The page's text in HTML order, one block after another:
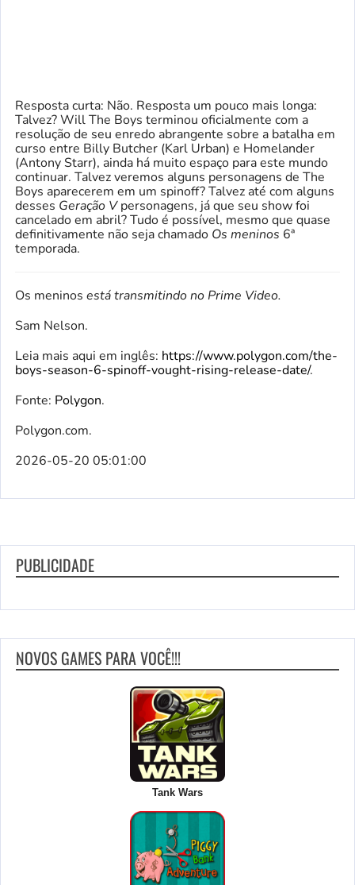
Resposta curta: Não. Resposta um pouco mais longa:
Talvez? Will The Boys terminou oficialmente com a
resolução de seu enredo abrangente sobre a batalha em
curso entre Billy Butcher (Karl Urban) e Homelander
(Antony Starr), ainda há muito espaço para este mundo
continuar. Talvez veremos alguns personagens de The
Boys aparecerem em um spinoff? Talvez até com alguns
desses Geração Vpersonagens, já que seu show foi
cancelado em abril? Tudo é possível, mesmo que quase
definitivamente não seja chamado Os meninos 6ª
temporada.
Os meninos está transmitindo no Prime Video.
Sam Nelson.
Leia mais aqui em inglês: https://www.polygon.com/the-
boys-season-6-spinoff-vought-rising-release-date/.
Fonte: Polygon.
Polygon.com.
2026-05-20 05:01:00
PUBLICIDADE
NOVOS GAMES PARA VOCÊ!!!
Tank Wars